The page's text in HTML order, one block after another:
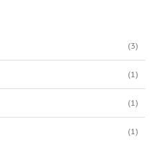
(3)
(1)
(1)
(1)